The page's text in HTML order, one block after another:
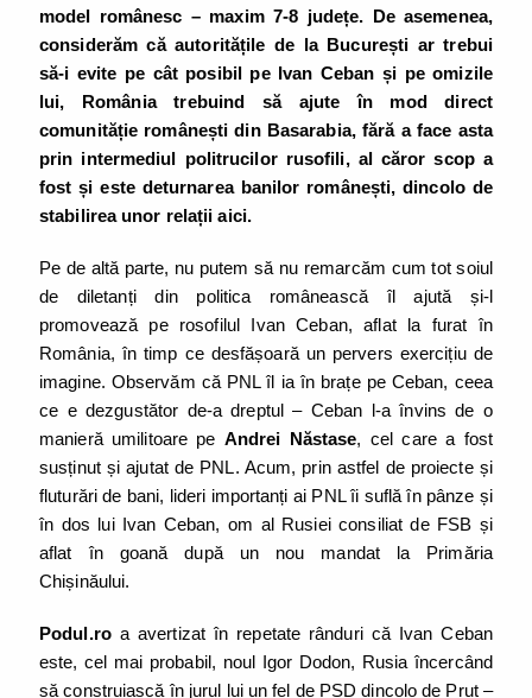
model românesc – maxim 7-8 județe. De asemenea,
considerăm că autoritățile de la București ar trebui
să-i evite pe cât posibil pe Ivan Ceban și pe omizile
lui, România trebuind să ajute în mod direct
comunităție românești din Basarabia, fără a face asta
prin intermediul politrucilor rusofili, al căror scop a
fost și este deturnarea banilor românești, dincolo de
stabilirea unor relații aici.
Pe de altă parte, nu putem să nu remarcăm cum tot soiul
de diletanți din politica românească îl ajută și-l
promovează pe rosofilul Ivan Ceban, aflat la furat în
România, în timp ce desfășoară un pervers exercițiu de
imagine. Observăm că PNL îl ia în brațe pe Ceban, ceea
ce e dezgustător de-a dreptul – Ceban l-a învins de o
manieră umilitoare pe Andrei Năstase, cel care a fost
susținut și ajutat de PNL. Acum, prin astfel de proiecte și
fluturări de bani, lideri importanți ai PNL îi suflă în pânze și
în dos lui Ivan Ceban, om al Rusiei consiliat de FSB și
aflat în goană după un nou mandat la Primăria
Chișinăului.
Podul.roa avertizat în repetate rânduri că Ivan Ceban
este, cel mai probabil, noul Igor Dodon, Rusia încercând
să construiască în jurul lui un fel de PSD dincolo de Prut –